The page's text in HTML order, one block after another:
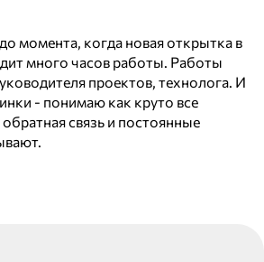
момента, когда новая открытка в
много часов работы. Работы
проектов, технолога. И
- понимаю как круто все
связь и постоянные